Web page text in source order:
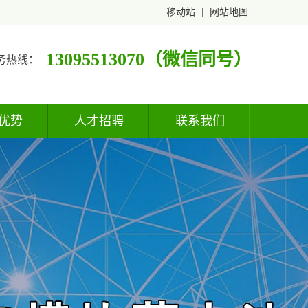
移动站 网站地图
热线： 13095513070（微信同号）
势 人才招聘 联系我们